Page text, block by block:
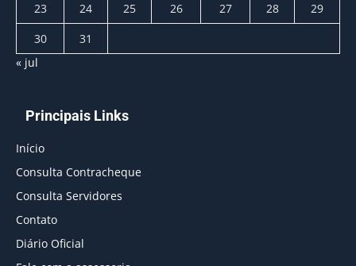
23
24 25 26 27 28
29
30
31
« jul
Principais Links
Início
Consulta Contracheque
Consulta Servidores
Contato
Diário Oficial